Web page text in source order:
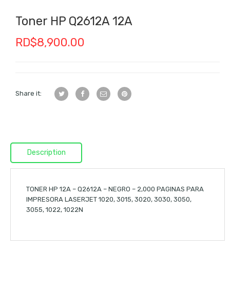
Toner HP Q2612A 12A
RD$8,900.00
Share it:
Description
TONER HP 12A – Q2612A – NEGRO – 2,000 PAGINAS PARA
IMPRESORA LASERJET 1020, 3015, 3020, 3030, 3050,
3055, 1022, 1022N